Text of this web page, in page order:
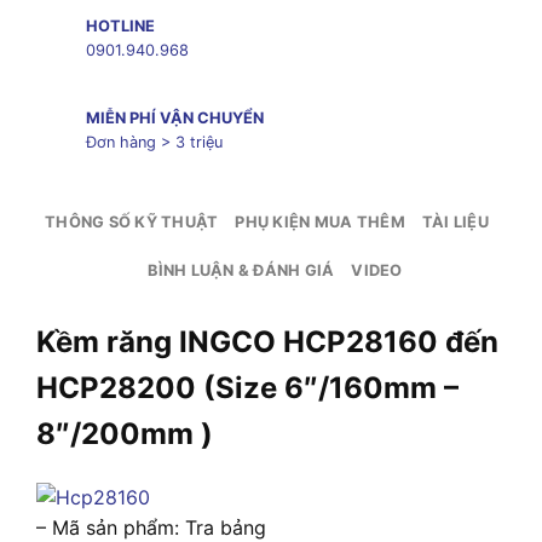
HOTLINE
0901.940.968
MIỄN PHÍ VẬN CHUYỂN
Đơn hàng > 3 triệu
THÔNG SỐ KỸ THUẬT PHỤ KIỆN MUA THÊM TÀI LIỆU
BÌNH LUẬN & ĐÁNH GIÁ VIDEO
Kềm răng INGCO HCP28160 đến
HCP28200 (Size 6″/160mm –
8″/200mm )
– Mã sản phẩm: Tra bảng